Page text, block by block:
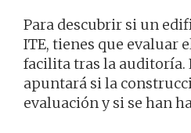
Para descubrir si un
ITE, tienes que evaluar
facilita tras la auditoría.
apuntará si la
evaluación y si se han